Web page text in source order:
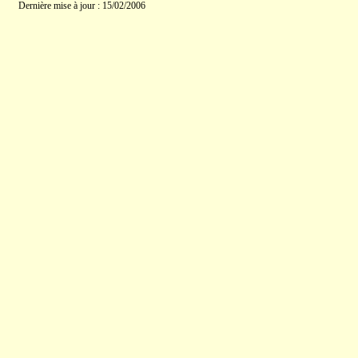
Dernière mise à jour : 15/02/2006